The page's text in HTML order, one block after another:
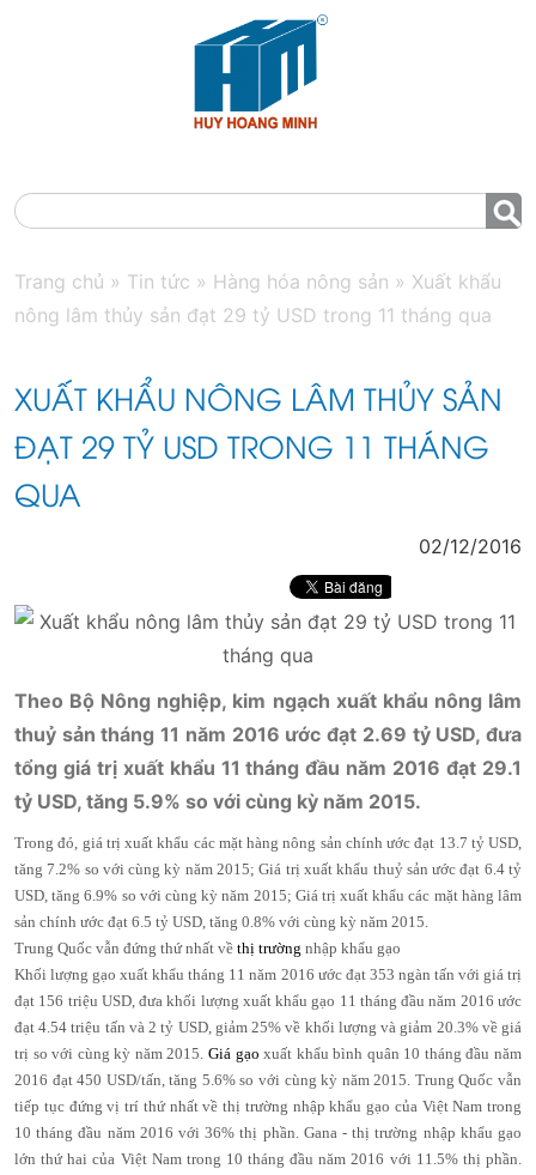
Trang chủ » Tin tức » Hàng hóa nông sản » Xuất khẩu
nông lâm thủy sản đạt 29 tỷ USD trong 11 tháng qua
XUẤT KHẨU NÔNG LÂM THỦY SẢN
ĐẠT 29 TỶ USD TRONG 11 THÁNG
QUA
02/12/2016
Theo Bộ Nông nghiệp, kim ngạch xuất khẩu nông lâm
thuỷ sản tháng 11 năm 2016 ước đạt 2.69 tỷ USD, đưa
tổng giá trị xuất khẩu 11 tháng đầu năm 2016 đạt 29.1
tỷ USD, tăng 5.9% so với cùng kỳ năm 2015.
Trong đó, giá trị xuất khẩu các mặt hàng nông sản chính ước đạt 13.7 tỷ USD,
tăng 7.2% so với cùng kỳ năm 2015; Giá trị xuất khẩu thuỷ sản ước đạt 6.4 tỷ
USD, tăng 6.9% so với cùng kỳ năm 2015; Giá trị xuất khẩu các mặt hàng lâm
sản chính ước đạt 6.5 tỷ USD, tăng 0.8% với cùng kỳ năm 2015.
Trung Quốc vẫn đứng thứ nhất về thị trường nhập khẩu gạo
Khối lượng gạo xuất khẩu tháng 11 năm 2016 ước đạt 353 ngàn tấn với giá trị
đạt 156 triệu USD, đưa khối lượng xuất khẩu gạo 11 tháng đầu năm 2016 ước
đạt 4.54 triệu tấn và 2 tỷ USD, giảm 25% về khối lượng và giảm 20.3% về giá
trị so với cùng kỳ năm 2015. Giá gạo xuất khẩu bình quân 10 tháng đầu năm
2016 đạt 450 USD/tấn, tăng 5.6% so với cùng kỳ năm 2015. Trung Quốc vẫn
tiếp tục đứng vị trí thứ nhất về thị trường nhập khẩu gạo của Việt Nam trong
10 tháng đầu năm 2016 với 36% thị phần. Gana - thị trường nhập khẩu gạo
lớn thứ hai của Việt Nam trong 10 tháng đầu năm 2016 với 11.5% thị phần.